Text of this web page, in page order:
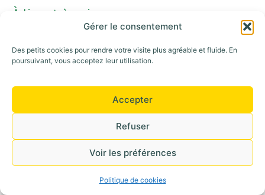
Gérer le consentement
Des petits cookies pour rendre votre visite plus agréable et fluide. En
poursuivant, vous acceptez leur utilisation.
Accepter
Refuser
Voir les préférences
Politique de cookies
À lire et à voir
Réservations et tarifs
Gîte et Maison commune
Les Bons Cadeaux
Appelez-nous au : 06 42 30 53 52
©+2026 Tous droits réservés